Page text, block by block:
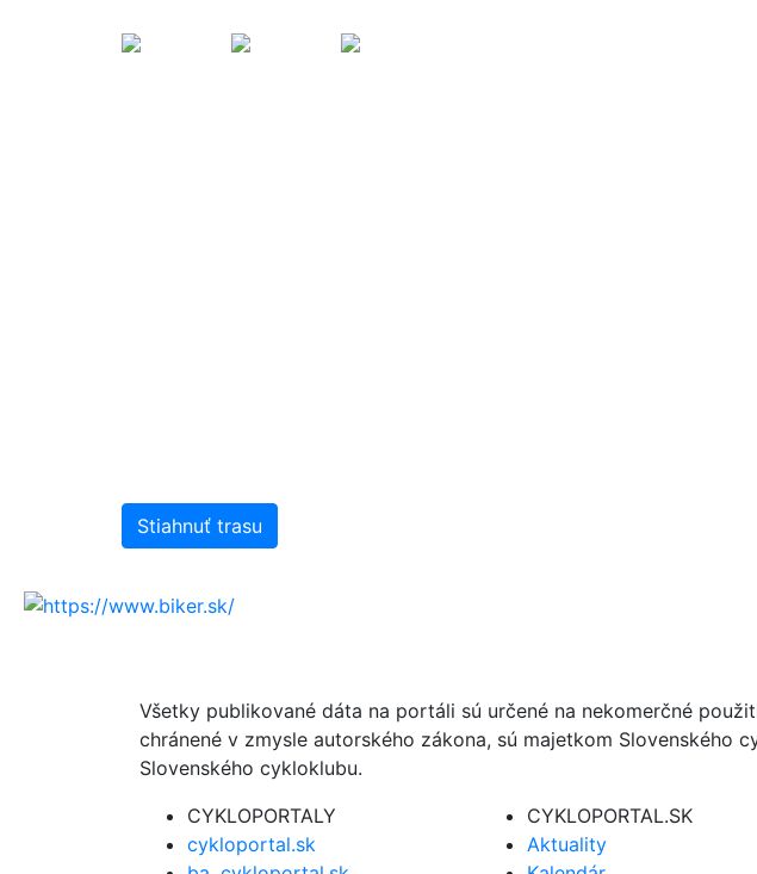
Stiahnuť trasu
Všetky publikované dáta na portáli sú určené na nekomerčné
chránené v zmysle autorského zákona, sú majetkom Slovenského
Slovenského cykloklubu.
CYKLOPORTALY
cykloportal.sk
CYKLOPORTAL.SK
Aktuality